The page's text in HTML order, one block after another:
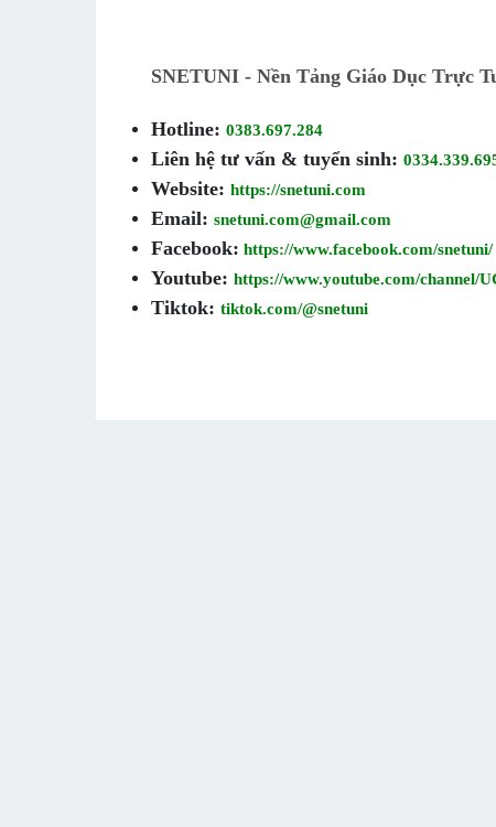
SNETUNI - Nền Tảng Giáo Dục Trực
Hotline: 0383.697.284
Liên hệ tư vấn & tuyển sinh:
Website: https://snetuni.com
Email: snetuni.com@gmail.com
Facebook: https://www.facebook.com/snetuni/
Youtube: https://www.youtube.com/channel/
Tiktok: tiktok.com/@snetuni